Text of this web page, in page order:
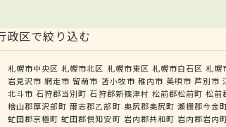
政区で絞り込む
札幌市中央区 札幌市北区 札幌市東区 札幌市白石区 札幌
岩見沢市 網走市 留萌市 苫小牧市 稚内市 美唄市 芦別市
北斗市 石狩郡当別町 石狩郡新篠津村 松前郡松前町 松前
檜山郡厚沢部町 爾志郡乙部町 奥尻郡奥尻町 瀬棚郡今金
虻田郡京極町 虻田郡倶知安町 岩内郡共和町 岩内郡岩内